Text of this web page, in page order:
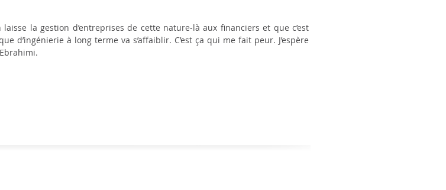
la gestion d’entreprises de cette nature-là aux financiers et que c’est
d’ingénierie à long terme va s’affaiblir. C’est ça qui me fait peur. J’espère